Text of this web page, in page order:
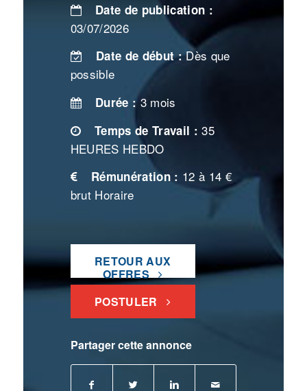
Date de publication :
03/07/2026
Date de début :Dès que
possible
Durée :3 mois
Temps de Travail :35
HEURES HEBDO
Rémunération : 12 à 14 €
brut Horaire
RETOUR AUX
OFFRES
POSTULER
Partager cette annonce